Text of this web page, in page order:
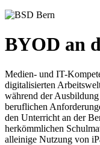
BYOD an
Medien- und IT-
digitalisierten
während der
beruflichen
den Unterricht an der
herkömmlichen
alleinige Nutzung von